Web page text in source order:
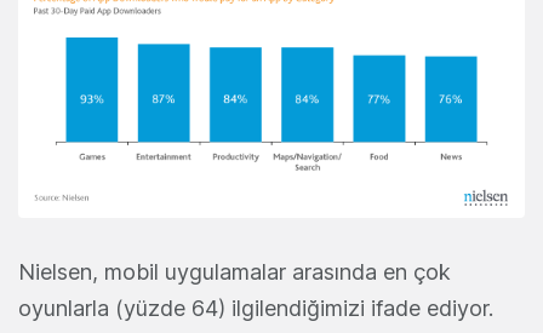
Nielsen, mobil uygulamalar arasında en çok
oyunlarla (yüzde 64) ilgilendiğimizi ifade ediyor.